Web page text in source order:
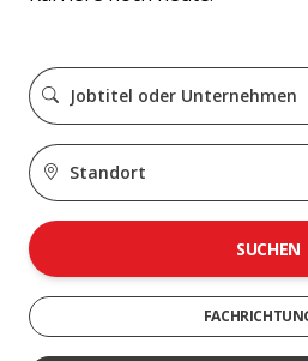
SUCHEN